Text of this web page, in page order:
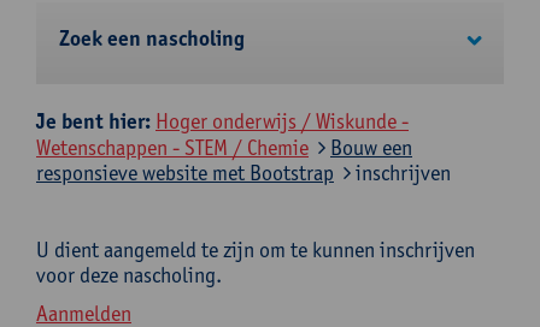
Zoek een nascholing
Je bent hier: Hoger onderwijs / Wiskunde -
Wetenschappen - STEM / Chemie
Bouw een
responsieve website met Bootstrap
inschrijven
U dient aangemeld te zijn om te kunnen inschrijven
voor deze nascholing.
Aanmelden